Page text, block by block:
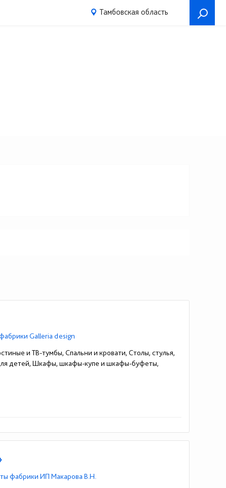
Тамбовская область
Galleria design
и ТВ-тумбы, Спальни и кровати, Столы, стулья,
детей, Шкафы, шкафы-купе и шкафы-буфеты,
фабрики ИП Макарова В.Н.